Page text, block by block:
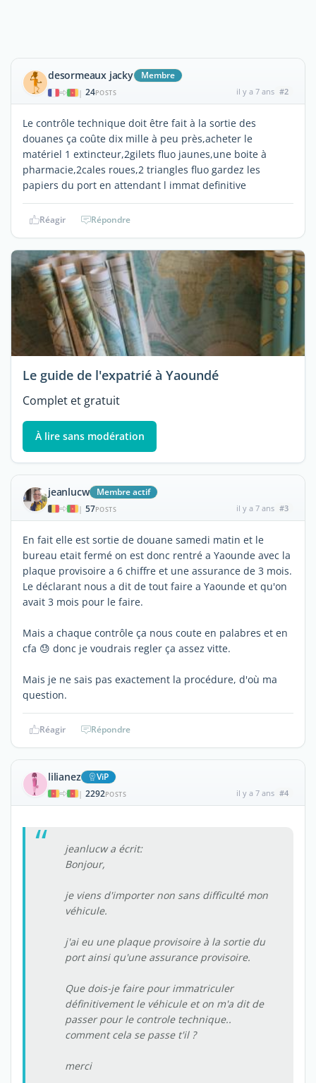
desormeaux jacky Membre
| 24POSTS il y a 7 ans #2
Le contrôle technique doit être fait à la sortie des
douanes ça coûte dix mille à peu près,acheter le
matériel 1 extincteur,2gilets fluo jaunes,une boite à
pharmacie,2cales roues,2 triangles fluo gardez les
papiers du port en attendant l immat definitive
Réagir Répondre
Le guide de l'expatrié à Yaoundé
Complet et gratuit
À lire sans modération
jeanlucw Membre actif
| 57POSTS il y a 7 ans #3
En fait elle est sortie de douane samedi matin et le
bureau etait fermé on est donc rentré a Yaounde avec la
plaque provisoire a 6 chiffre et une assurance de 3 mois.
Le déclarant nous a dit de tout faire a Yaounde et qu'on
avait 3 mois pour le faire.
Mais a chaque contrôle ça nous coute en palabres et en
cfa 😓 donc je voudrais regler ça assez vitte.
Mais je ne sais pas exactement la procédure, d'où ma
question.
Réagir Répondre
lilianez ViP
| 2292POSTS il y a 7 ans #4
jeanlucw a écrit:
Bonjour,
je viens d'importer non sans difficulté mon
véhicule.
j'ai eu une plaque provisoire à la sortie du
port ainsi qu'une assurance provisoire.
Que dois-je faire pour immatriculer
définitivement le véhicule et on m'a dit de
passer pour le controle technique..
comment cela se passe t'il ?
merci